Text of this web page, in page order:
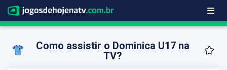
Como assistir o Dominica U17 na
TV?